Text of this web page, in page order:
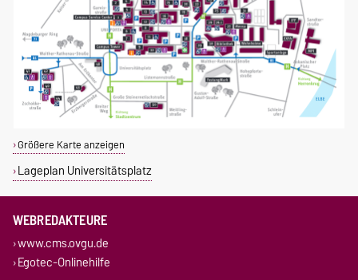
Größere Karte anzeigen
Lageplan Universitätsplatz
WEBREDAKTEURE
www.cms.ovgu.de
Egotec-Onlinehilfe